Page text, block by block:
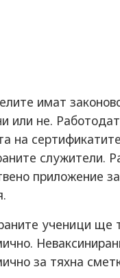
имат
или не.
на
служители.
приложение
ученици ще
за тяхна